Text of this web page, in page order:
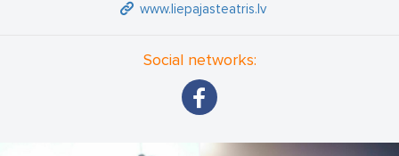
www.liepajasteatris.lv
Social networks: